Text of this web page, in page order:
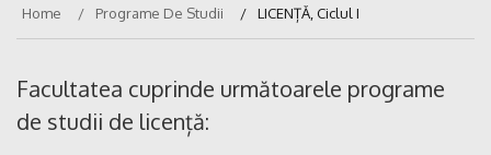
Home Programe De Studii LICENȚĂ, Ciclul I
Facultatea cuprinde următoarele programe
de studii de licență: